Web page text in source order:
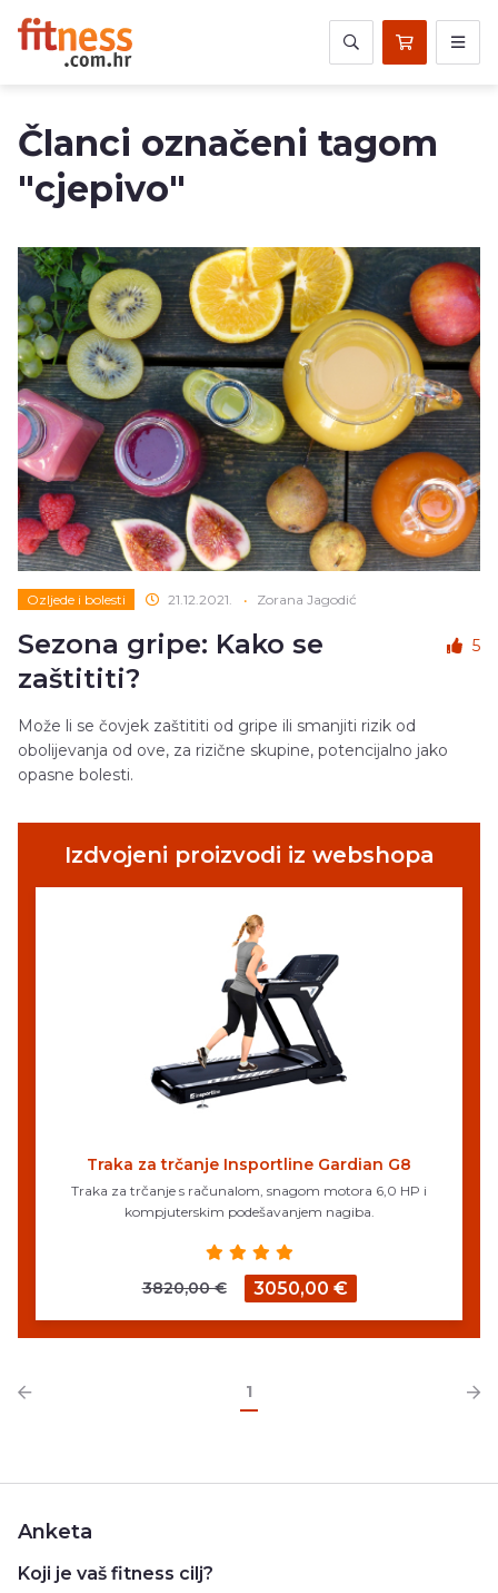
Članci označeni tagom
"cjepivo"
Ozljede i bolesti 21.12.2021. • Zorana Jagodić
Sezona gripe: Kako se
zaštititi?
5
Može li se čovjek zaštititi od gripe ili smanjiti rizik od
obolijevanja od ove, za rizične skupine, potencijalno jako
opasne bolesti.
Izdvojeni proizvodi iz webshopa
Traka za trčanje Insportline Gardian G8
Traka za trčanje s računalom, snagom motora 6,0 HP i
kompjuterskim podešavanjem nagiba.
3820,00 € 3050,00 €
1
Anketa
Koji je vaš fitness cilj?